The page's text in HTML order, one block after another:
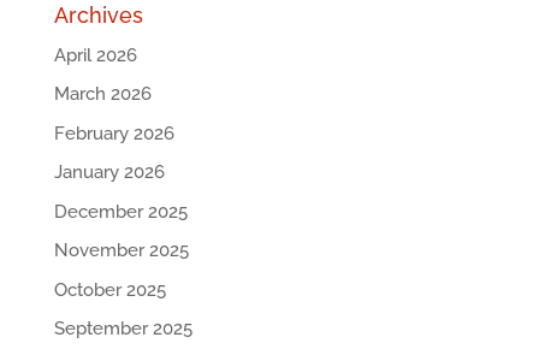
Archives
April 2026
March 2026
February 2026
January 2026
December 2025
November 2025
October 2025
September 2025